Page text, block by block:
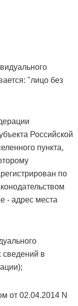
"лицо без
Российской
пункта,
по
- адрес места
сведений в
от 02.04.2014 N